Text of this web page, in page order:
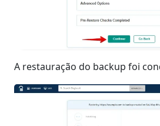
A restauração do backup foi